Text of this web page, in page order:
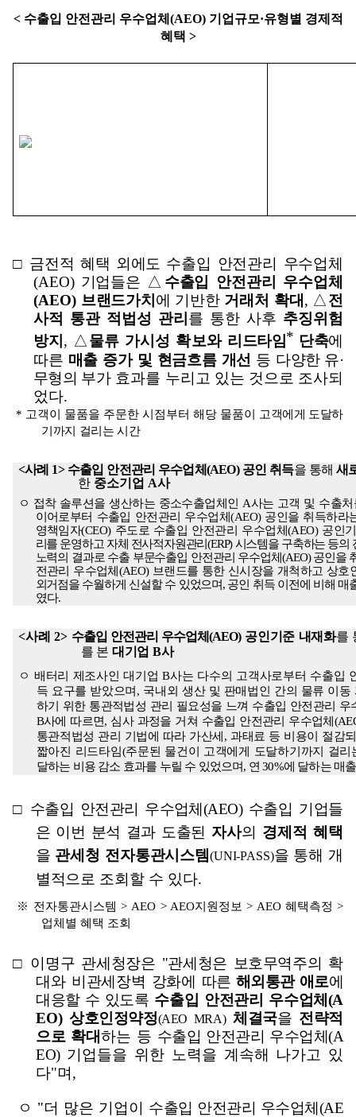
< 수출입 안전관리 우수업체 (AEO) 기업규모·유형별 경제적
혜택 >
□ 금전적 혜택 외에도 수출입 안전관리 우수업체
(AEO) 기업들은 △ 수출입
안전관리 우수업체
(AEO) 브랜드가치 에 기반한 거래처 확대 , △전
사적 통관 적법성 관리 를 통한 사후 추징위험
방지 , △물류 가시성 확보와 리드타임* 단축에
따른 매출 증가 및 현금흐름 개선 등 다양한 유·
무형의 부가 효과를 누리고 있는 것으로 조사되
었다.
* 고객이 물품을 주문한 시점부터 해당 물품이
고객에게 도달하
기까지 걸리는 시간
<사례 1> 수출입 안전관리 우수업체 (AEO) 공인 취득을 통해새
한 중소기업 A사
ㅇ 접착 솔루션을 생산하는 중소수출업체인 A사는 고객 및 수출
이어로부터 수출입 안전관리 우수업체(AEO) 공인을 취득하라
영책임자(CEO) 주도로 수출입 안전관리 우수업체 (AEO) 공인
리를 운영하고 자체 전사적자원관리(ERP)시스템을 구축하는 등의
노력의 결과로 수출 부문수출입 안전관리 우수업체 (AEO)공인을
전관리 우수업체 (AEO) 브랜드를 통한 신시장을 개척하고 상호
외거점을 수월하게 신설할 수 있었으며, 공인 취득 이전에 비해 매
였다.
<사례2> 수출입 안전관리 우수업체(AEO) 공인기준 내재화를
를 본 대기업 B사
ㅇ 배터리 제조사인 대기업B사는 다수의 고객사로부터 수출입
득 요구를 받았으며 , 국내외 생산 및 판매법인 간의 물류 이
하기 위한 통관적법성 관리 필요성을 느껴 수출입 안전관리 우
B사에 따르면, 심사 과정을 거쳐 수출입 안전관리 우수업체
통관적법성 관리 기법에 따라 가산세 , 과태료 등 비용이 절감
짧아진 리드타임(주문된 물건이 고객에게 도달하기까지 걸리
달하는 비용 감소 효과를 누릴 수 있었으며, 연30%에 달하는 매
□ 수출입 안전관리 우수업체(AEO) 수출입 기업들
은 이번 분석 결과 도출된 자사의 경제적 혜택
을 관세청 전자통관시스템(UNI-PASS)을 통해 개
별적 으로 조회할 수 있다.
※ 전자통관시스템> AEO > AEO지원정보 > AEO 혜택측정>
업체별 혜택 조회
□ 이명구 관세청장은 "관세청은 보호무역주의 확
대와 비관세장벽 강화에 따른해외통관 애로에
대응할 수 있도록 수출입 안전관리 우수업체 (A
EO) 상호인정약정(AEO MRA) 체결국을 전략적
으로 확대하는 등 수출입 안전관리 우수업체(A
EO) 기업들을 위한 노력을 계속해 나가고 있
다"며,
ㅇ "더 많은 기업이 수출입 안전관리 우수업체(AE